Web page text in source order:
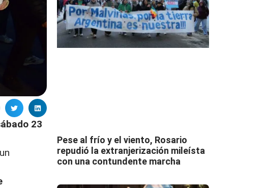
23
Pese al frío y el viento, Rosario
repudió la extranjerización mileísta
con una contundente marcha